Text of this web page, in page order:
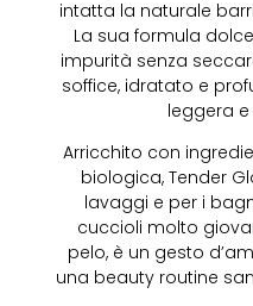
intatta la naturale
La sua formula
impurità senza
soffice, idratato e
leggera
Arricchito con
biologica, Tender
lavaggi e per i
cuccioli molto
pelo, è un gesto
una beauty routine